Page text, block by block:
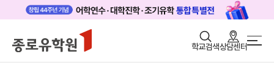
학교검색상담센터
로그인 회원가입
어학연수